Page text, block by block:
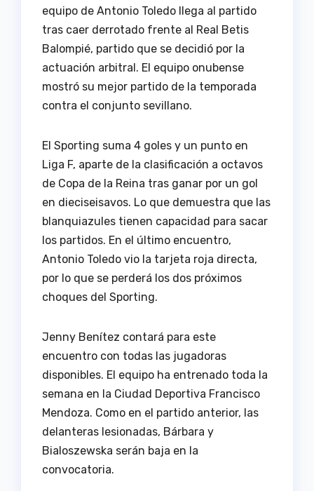
equipo de Antonio Toledo llega al partido
tras caer derrotado frente al Real Betis
Balompié, partido que se decidió por la
actuación arbitral. El equipo onubense
mostró su mejor partido de la temporada
contra el conjunto sevillano.
El Sporting suma 4 goles y un punto en
Liga F, aparte de la clasificación a octavos
de Copa de la Reina tras ganar por un gol
en dieciseisavos. Lo que demuestra que las
blanquiazules tienen capacidad para sacar
los partidos. En el último encuentro,
Antonio Toledo vio la tarjeta roja directa,
por lo que se perderá los dos próximos
choques del Sporting.
Jenny Benítez contará para este
encuentro con todas las jugadoras
disponibles. El equipo ha entrenado toda la
semana en la Ciudad Deportiva Francisco
Mendoza. Como en el partido anterior, las
delanteras lesionadas, Bárbara y
Bialoszewska serán baja en la
convocatoria.